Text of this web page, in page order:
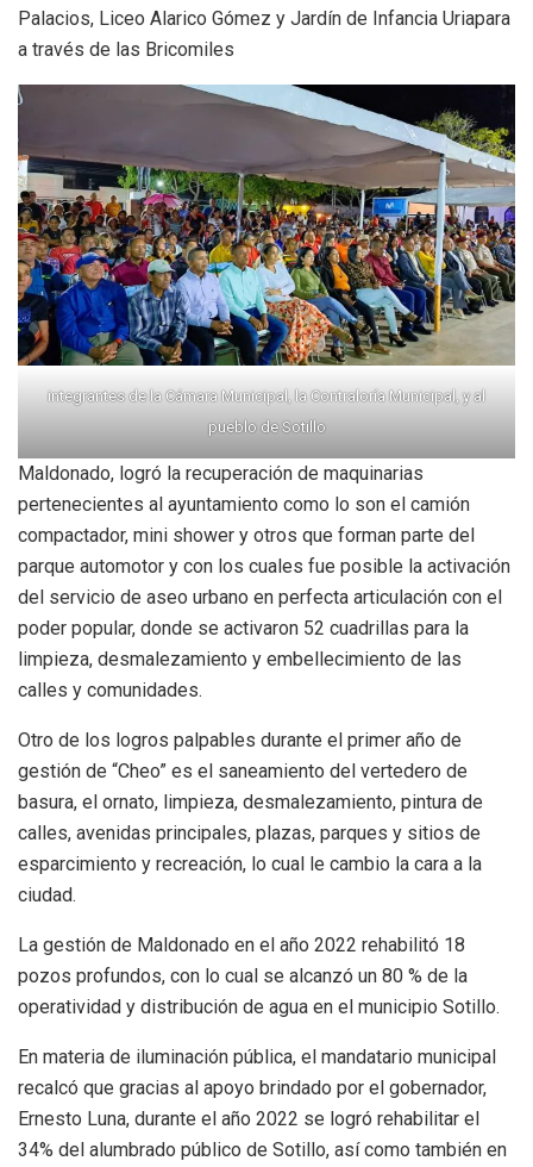
Palacios, Liceo Alarico Gómez y Jardín de Infancia Uriapara
a través de las Bricomiles
integrantes de la Cámara Municipal, la Contraloría Municipal, y al
pueblo de Sotillo
Maldonado, logró la recuperación de maquinarias
pertenecientes al ayuntamiento como lo son el camión
compactador, mini shower y otros que forman parte del
parque automotor y con los cuales fue posible la activación
del servicio de aseo urbano en perfecta articulación con el
poder popular, donde se activaron 52 cuadrillas para la
limpieza, desmalezamiento y embellecimiento de las
calles y comunidades.
Otro de los logros palpables durante el primer año de
gestión de “Cheo” es el saneamiento del vertedero de
basura, el ornato, limpieza, desmalezamiento, pintura de
calles, avenidas principales, plazas, parques y sitios de
esparcimiento y recreación, lo cual le cambio la cara a la
ciudad.
La gestión de Maldonado en el año 2022 rehabilitó 18
pozos profundos, con lo cual se alcanzó un 80 % de la
operatividad y distribución de agua en el municipio Sotillo.
En materia de iluminación pública, el mandatario municipal
recalcó que gracias al apoyo brindado por el gobernador,
Ernesto Luna, durante el año 2022 se logró rehabilitar el
34% del alumbrado público de Sotillo, así como también en